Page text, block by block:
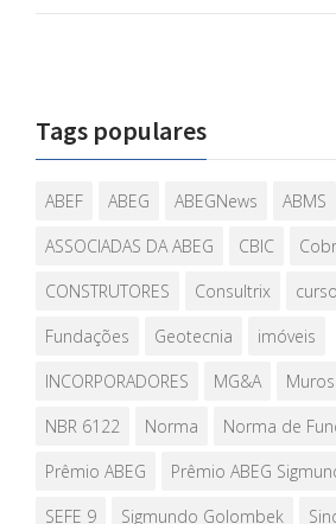
Tags populares
ABEF ABEG ABEGNews ABMS
ASSOCIADAS DA ABEG
CBIC
CONSTRUTORES
Consultrix curso
Fundações
Geotecnia
imóveis
INCORPORADORES
MG&A
NBR 6122
Norma
Norma de
Prêmio ABEG
Prêmio ABEG
SEFE 9
Sigmundo Golombek